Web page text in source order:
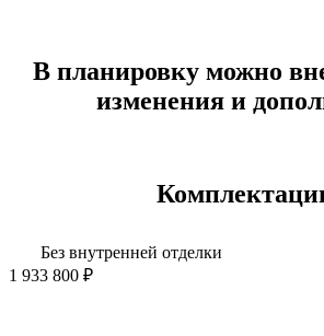
В планировку можно
изменения и
Без внутренней отделки
1 933 800 ₽